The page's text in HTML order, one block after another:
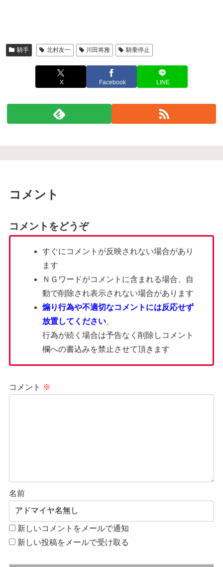
騎手 北村友一 川田将雅 騎乗停止
X Facebook LINE
コメント
コメントをどうぞ
すぐにコメントが反映されない場合があり
ます
ＮＧワードがコメントに含まれる場合、自
動で削除され表示されない場合があります
煽り行為や不適切なコメントには反応せず
放置してください
行為が続く場合は予告なく削除しコメント
欄への書込みを禁止させて頂きます
コメント ※
名前
新しいコメントをメールで通知
新しい投稿をメールで受け取る